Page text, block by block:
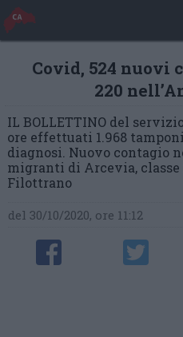
Covid, 524 nuovi
220
IL BOLLETTINO del
ore effettuati 1.968
diagnosi. Nuovo contagio
migranti di Arcevia, classe
Filottrano
del 30/10/2020, ore 11:12